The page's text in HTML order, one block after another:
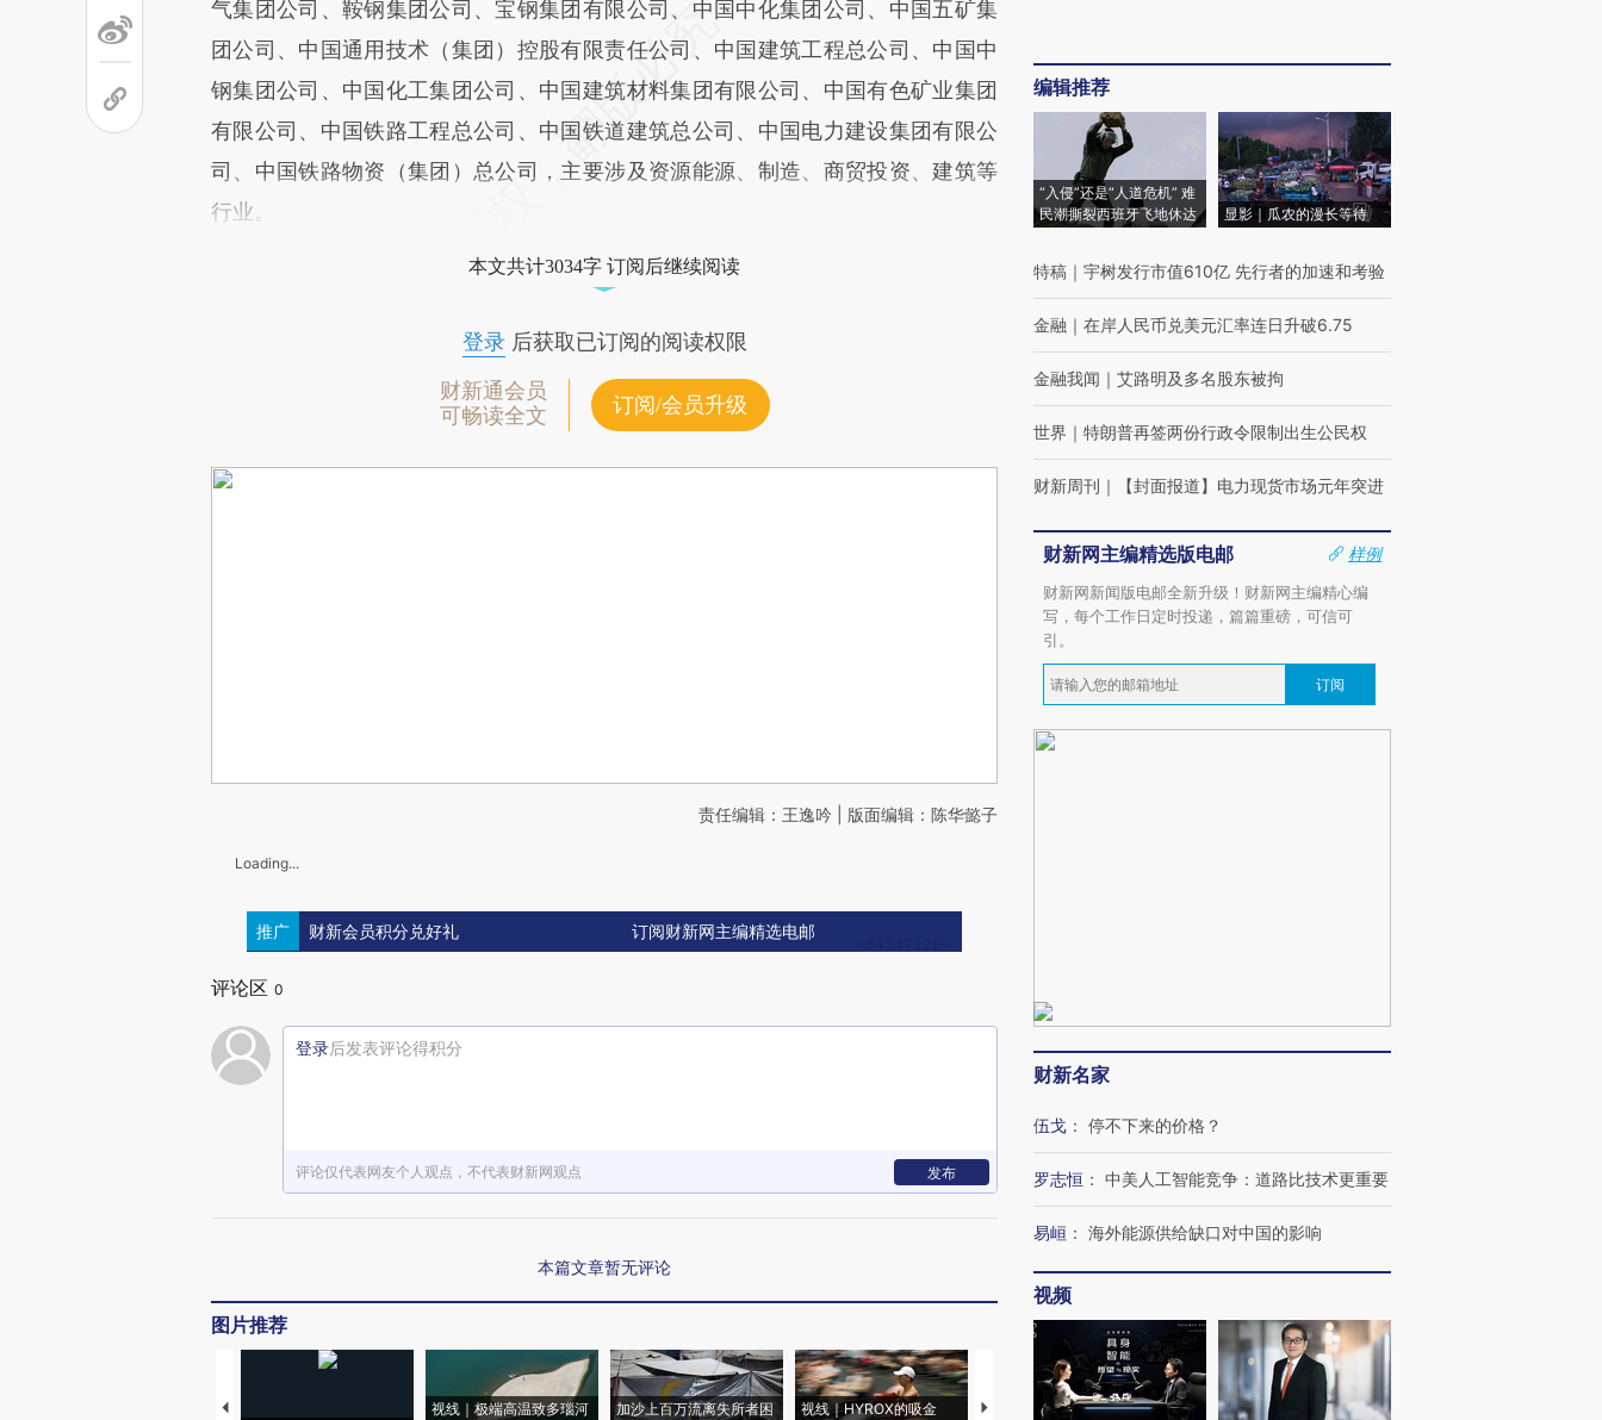
气集团公司、鞍钢集团公司、宝钢集团有限公司、中国中化集团公司、中国五矿集
团公司、中国通用技术（集团）控股有限责任公司、中国建筑工程总公司、中国中
钢集团公司、中国化工集团公司、中国建筑材料集团有限公司、中国有色矿业集团
有限公司、中国铁路工程总公司、中国铁道建筑总公司、中国电力建设集团有限公
司、中国铁路物资（集团）总公司，主要涉及资源能源、制造、商贸投资、建筑等
行业。
本文共计3034字 订阅后继续阅读
登录后获取已订阅的阅读权限
财新通会员
可畅读全文
订阅/会员升级
责任编辑：王逸吟 | 版面编辑：陈华懿子
Loading...
推广 财新会员积分兑好礼 订阅财新网主编精选电邮
评论区 0
登录后发表评论得积分
评论仅代表网友个人观点，不代表财新网观点 发布
本篇文章暂无评论
图片推荐
视线｜极端高温致多瑙河
加沙上百万流离失所者困
视线｜HYROX的吸金
马航飞行员跨国走私7万
视线｜被称为“蟑螂”的印
视线｜“入侵”还是“人道危
编辑推荐
“入侵”还是“人道危机” 难
民潮撕裂西班牙飞地休达
显影｜瓜农的漫长等待
特稿 ｜ 宇树发行市值610亿 先行者的加速和考验
金融 ｜ 在岸人民币兑美元汇率连日升破6.75
金融我闻 ｜ 艾路明及多名股东被拘
世界 ｜ 特朗普再签两份行政令限制出生公民权
财新周刊 ｜ 【封面报道】电力现货市场元年突进
财新网主编精选版电邮
样例
财新网新闻版电邮全新升级！财新网主编精心编
写，每个工作日定时投递，篇篇重磅，可信可
引。
订阅
财新名家
伍戈 ： 停不下来的价格？
罗志恒 ： 中美人工智能竞争：道路比技术更重要
易峘 ： 海外能源供给缺口对中国的影响
视频